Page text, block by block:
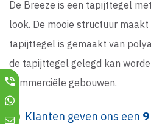
De Breeze is een tapijttegel
look. De mooie structuur
tapijttegel is gemaakt van
de tapijttegel gelegd kan
commerciële gebouwen.
Klanten geven ons een 9